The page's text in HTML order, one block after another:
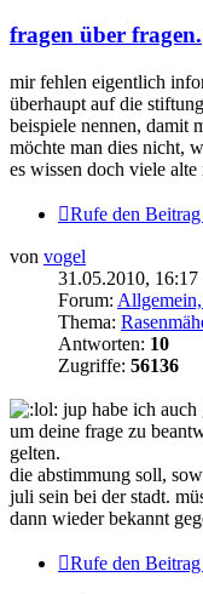
fragen über fragen.
mir fehlen eigentlich
überhaupt auf die
beispiele nennen, damit
möchte man dies nicht,
es wissen doch viele
Rufe den
von vogel
31.05.2010, 16:17
Forum:
Thema:
Antworten: 10
Zugriffe: 56136
jup habe ich auch
um deine frage zu
gelten.
die abstimmung soll,
juli sein bei der stadt.
dann wieder bekannt
Rufe den